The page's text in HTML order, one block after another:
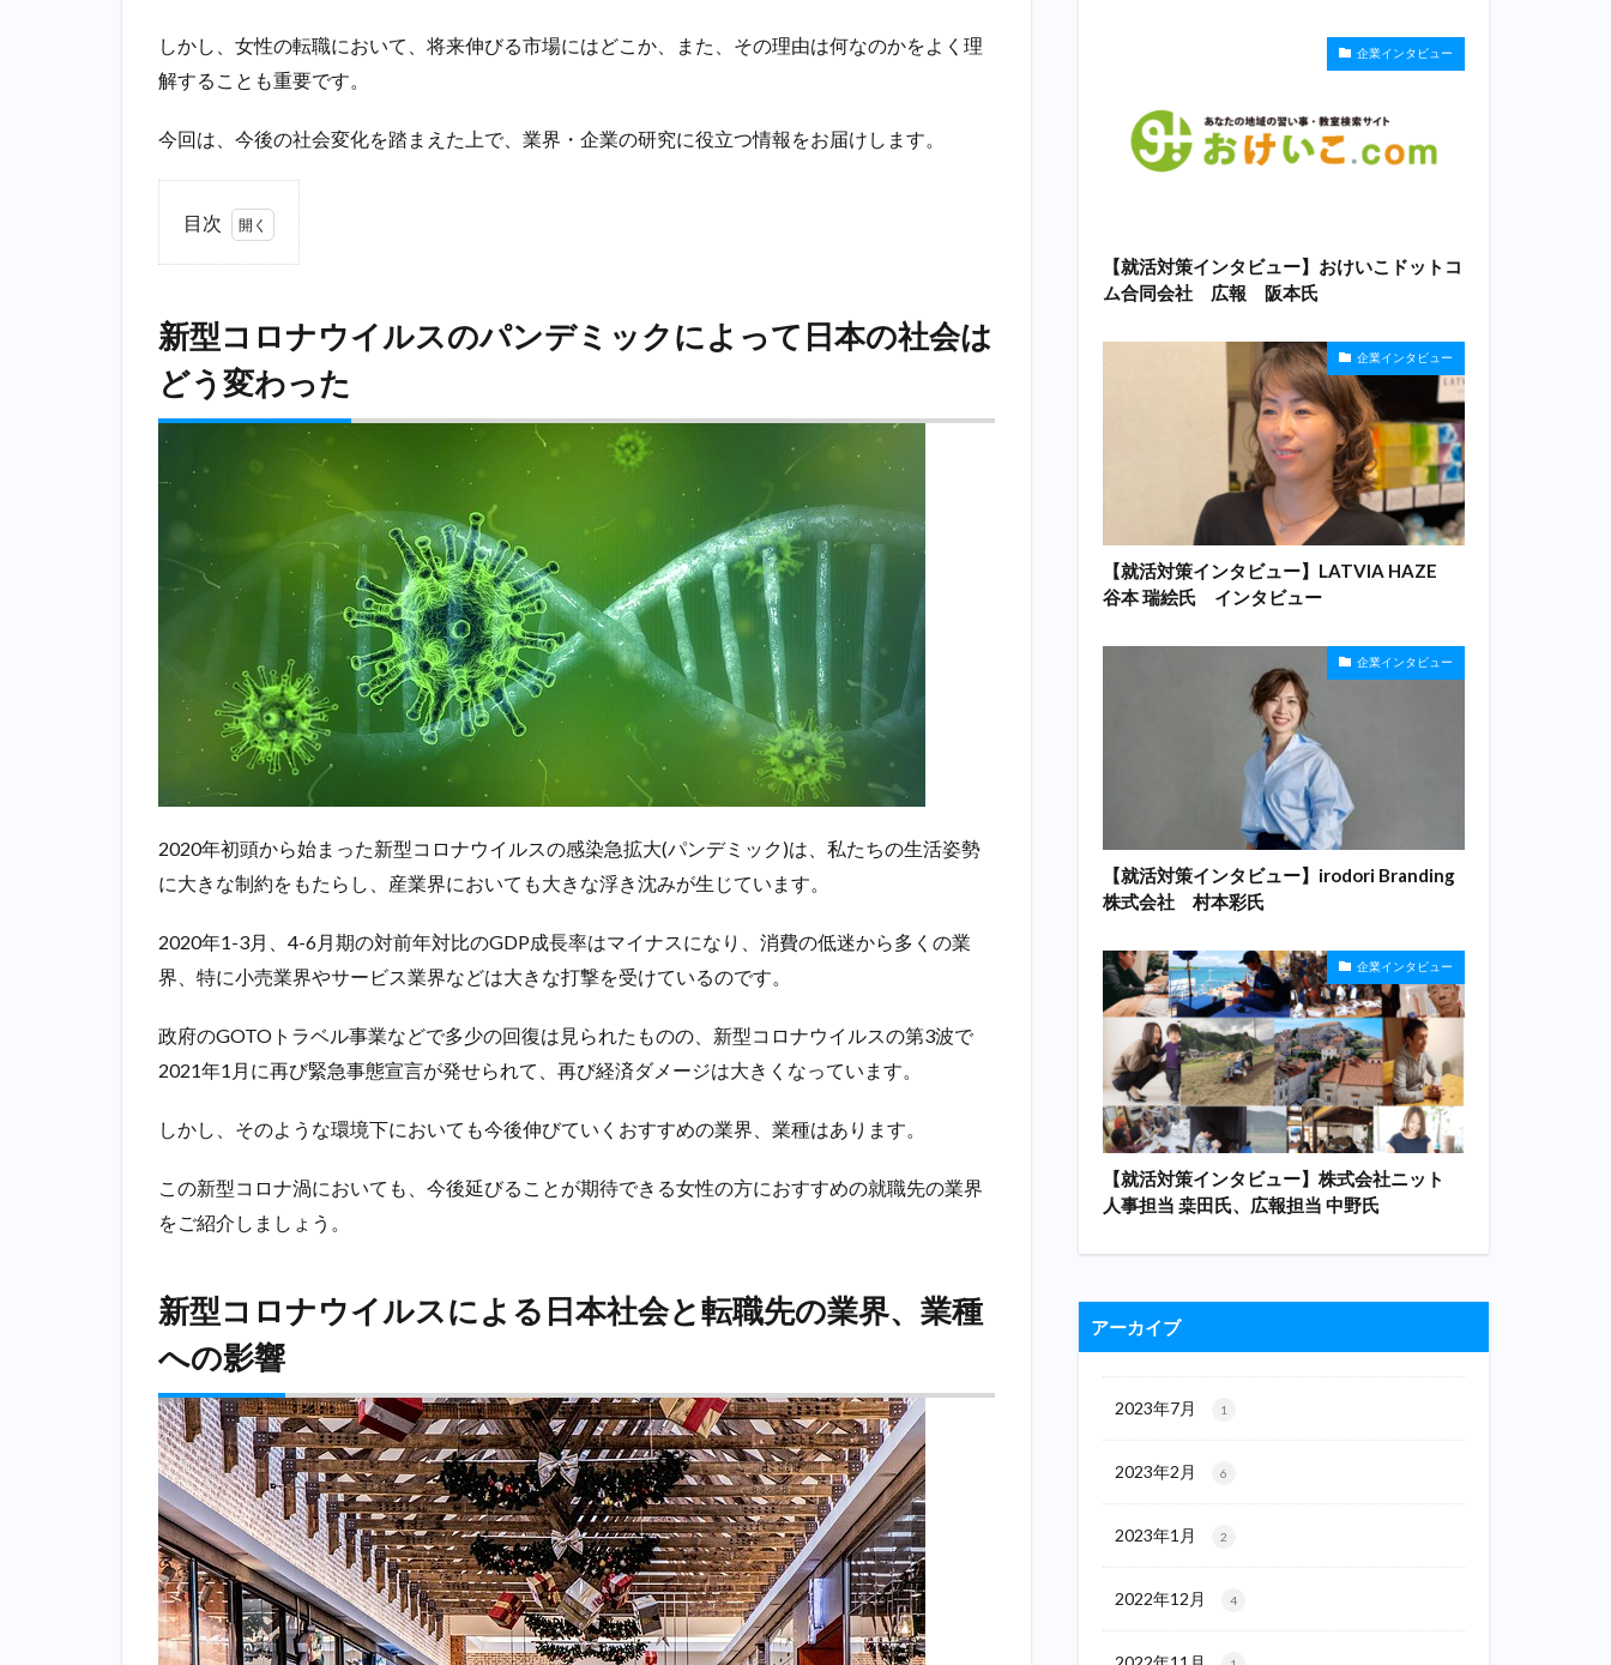
しかし、女性の転職において、将来伸びる市場にはどこか、また、その理由は何なのかをよく理
解することも重要です。
今回は、今後の社会変化を踏まえた上で、業界・企業の研究に役立つ情報をお届けします。
目次
コ
ナ
の
デ
よ
本
の
会
ど
変
っ
た
新型
ナウ
イル
スに
社会
職先
界、
業種
への
影響
2.1
新型
コロ
ナウ
イル
スの
新型コロナウイルスのパンデミックによって日本の社会は
どう変わった
2020年初頭から始まった新型コロナウイルスの感染急拡大(パンデミック)は、私たちの生活姿勢
に大きな制約をもたらし、産業界においても大きな浮き沈みが生じています。
2020年1-3月、4-6月期の対前年対比のGDP成長率はマイナスになり、消費の低迷から多くの業
界、特に小売業界やサービス業界などは大きな打撃を受けているのです。
政府のGOTOトラベル事業などで多少の回復は見られたものの、新型コロナウイルスの第3波で
2021年1月に再び緊急事態宣言が発せられて、再び経済ダメージは大きくなっています。
しかし、そのような環境下においても今後伸びていくおすすめの業界、業種はあります。
この新型コロナ渦においても、今後延びることが期待できる女性の方におすすめの就職先の業界
をご紹介しましょう。
新型コロナウイルスによる日本社会と転職先の業界、業種
への影響
企業インタビュー
【就活対策インタビュー】おけいこドットコ
ム合同会社 広報 阪本氏
企業インタビュー
【就活対策インタビュー】LATVIA HAZE
谷本 瑞絵氏 インタビュー
企業インタビュー
【就活対策インタビュー】irodori Branding
株式会社 村本彩氏
企業インタビュー
【就活対策インタビュー】株式会社ニット
人事担当 桒田氏、広報担当 中野氏
アーカイブ
2023年7月 1
2023年2月 6
2023年1月 2
2022年12月 4